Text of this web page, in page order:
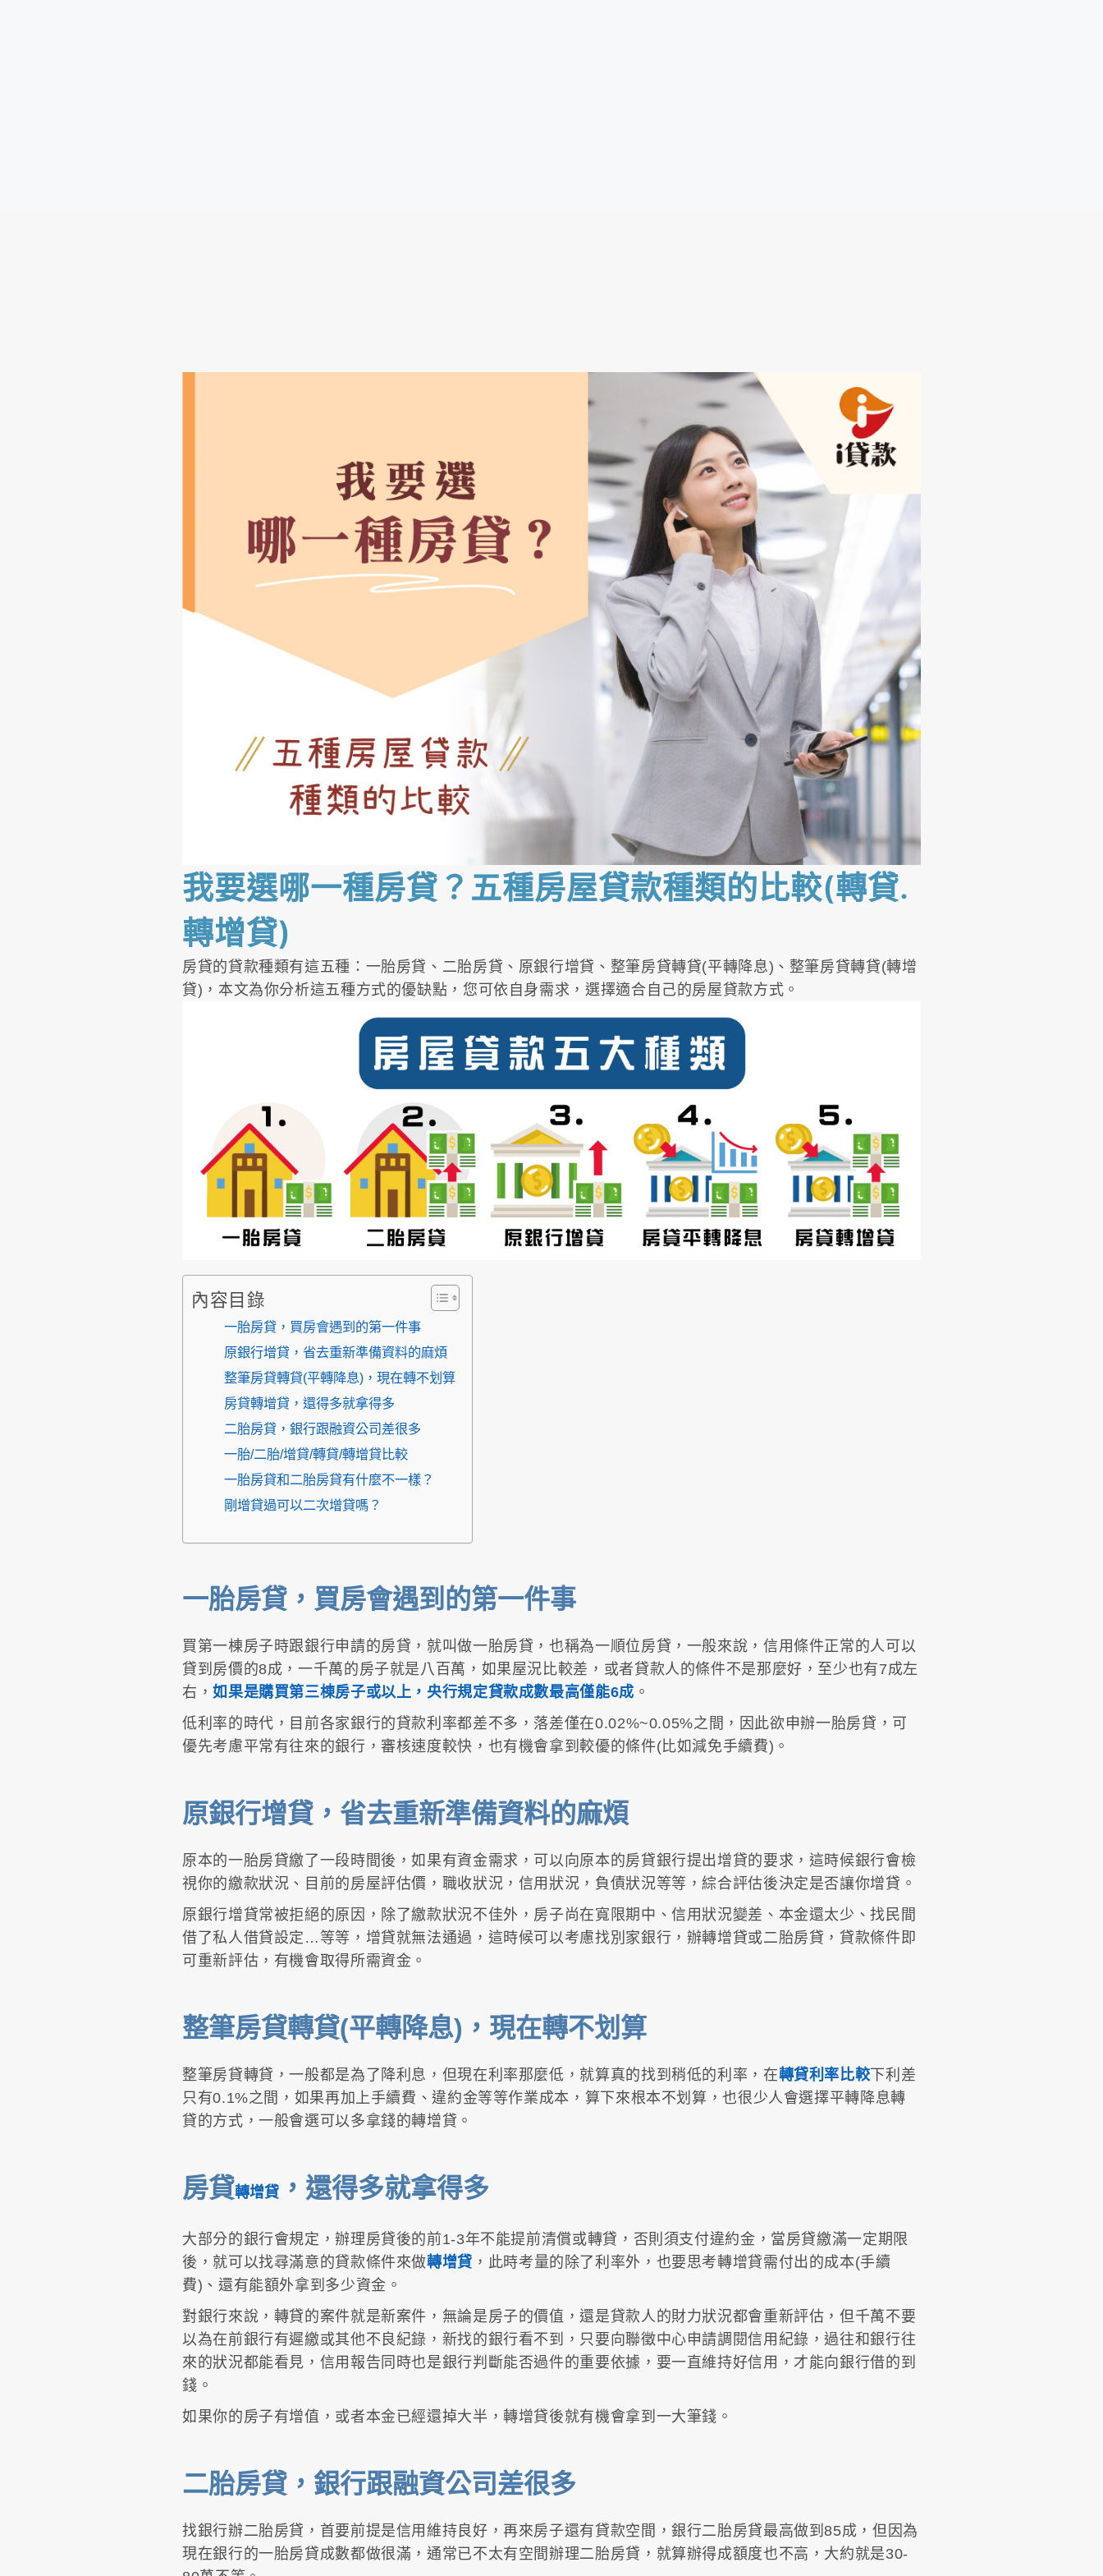
我要選哪一種房貸？五種房屋貸款種類的比較(轉貸.
轉增貸)
房貸的貸款種類有這五種：一胎房貸、二胎房貸、原銀行增貸、整筆房貸轉貸(平轉降息)、整筆房貸轉貸(轉增
貸)，本文為你分析這五種方式的優缺點，您可依自身需求，選擇適合自己的房屋貸款方式。
內容目錄
一胎房貸，買房會遇到的第一件事
原銀行增貸，省去重新準備資料的麻煩
整筆房貸轉貸(平轉降息)，現在轉不划算
房貸轉增貸，還得多就拿得多
二胎房貸，銀行跟融資公司差很多
一胎/二胎/增貸/轉貸/轉增貸比較
一胎房貸和二胎房貸有什麼不一樣？
剛增貸過可以二次增貸嗎？
一胎房貸，買房會遇到的第一件事
買第一棟房子時跟銀行申請的房貸，就叫做一胎房貸，也稱為一順位房貸，一般來說，信用條件正常的人可以
貸到房價的8成，一千萬的房子就是八百萬，如果屋況比較差，或者貸款人的條件不是那麼好，至少也有7成左
右，如果是購買第三棟房子或以上，央行規定貸款成數最高僅能6成 。
低利率的時代，目前各家銀行的貸款利率都差不多，落差僅在0.02%~0.05%之間，因此欲申辦一胎房貸，可
優先考慮平常有往來的銀行，審核速度較快，也有機會拿到較優的條件(比如減免手續費)。
原銀行增貸，省去重新準備資料的麻煩
原本的一胎房貸繳了一段時間後，如果有資金需求，可以向原本的房貸銀行提出增貸的要求，這時候銀行會檢
視你的繳款狀況、目前的房屋評估價，職收狀況，信用狀況，負債狀況等等，綜合評估後決定是否讓你增貸。
原銀行增貸常被拒絕的原因，除了繳款狀況不佳外，房子尚在寬限期中、信用狀況變差、本金還太少、找民間
借了私人借貸設定…等等，增貸就無法通過，這時候可以考慮找別家銀行，辦轉增貸或二胎房貸，貸款條件即
可重新評估，有機會取得所需資金。
整筆房貸轉貸(平轉降息)，現在轉不划算
整筆房貸轉貸，一般都是為了降利息，但現在利率那麼低，就算真的找到稍低的利率，在轉貸利率比較下利差
只有0.1%之間，如果再加上手續費、違約金等等作業成本，算下來根本不划算，也很少人會選擇平轉降息轉
貸的方式，一般會選可以多拿錢的轉增貸。
房貸轉增貸 ，還得多就拿得多
大部分的銀行會規定，辦理房貸後的前1-3年不能提前清償或轉貸，否則須支付違約金，當房貸繳滿一定期限
後，就可以找尋滿意的貸款條件來做轉增貸 ，此時考量的除了利率外，也要思考轉增貸需付出的成本(手續
費)、還有能額外拿到多少資金。
對銀行來說，轉貸的案件就是新案件，無論是房子的價值，還是貸款人的財力狀況都會重新評估，但千萬不要
以為在前銀行有遲繳或其他不良紀錄，新找的銀行看不到，只要向聯徵中心申請調閱信用紀錄，過往和銀行往
來的狀況都能看見，信用報告同時也是銀行判斷能否過件的重要依據，要一直維持好信用，才能向銀行借的到
錢。
如果你的房子有增值，或者本金已經還掉大半，轉增貸後就有機會拿到一大筆錢。
二胎房貸，銀行跟融資公司差很多
找銀行辦二胎房貸，首要前提是信用維持良好，再來房子還有貸款空間，銀行二胎房貸最高做到85成，但因為
現在銀行的一胎房貸成數都做很滿，通常已不太有空間辦理二胎房貸，就算辦得成額度也不高，大約就是30-